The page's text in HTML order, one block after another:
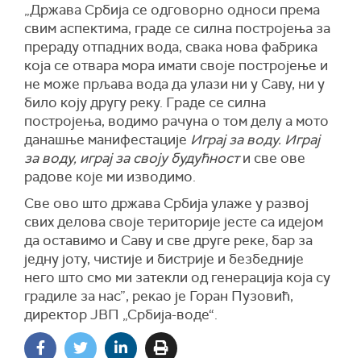
„Држава Србија се одговорно односи према
свим аспектима, граде се силна постројења за
прераду отпадних вода, свака нова фабрика
која се отвара мора имати своје постројење и
не може прљава вода да улази ни у Саву, ни у
било коју другу реку. Граде се силна
постројења, водимо рачуна о том делу а мото
данашње манифестације Играј за воду. Играј
за воду, играј за своју будућности све ове
радове које ми изводимо.
Све ово што држава Србија улаже у развој
свих делова своје територије јесте са идејом
да оставимо и Саву и све друге реке, бар за
једну јоту, чистије и бистрије и безбедније
него што смо ми затекли од генерација која су
градиле за нас”, рекао је Горан Пузовић,
директор ЈВП „Србија-воде“.